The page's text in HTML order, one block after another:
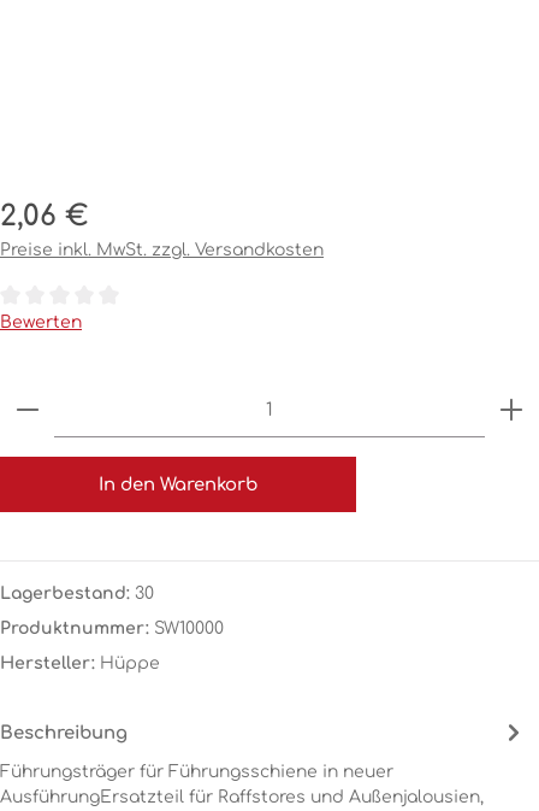
Regulärer Preis:
2,06 €
Preise inkl. MwSt. zzgl. Versandkosten
Durchschnittliche Bewertung von 0 von 5 Sternen
Bewerten
Produkt Anzahl: Gib den gewünschten Wert
In den Warenkorb
Lagerbestand: 30
Produktnummer: SW10000
Hersteller: Hüppe
Beschreibung
Führungsträger für Führungsschiene in neuer
AusführungErsatzteil für Raffstores und Außenjalousien,